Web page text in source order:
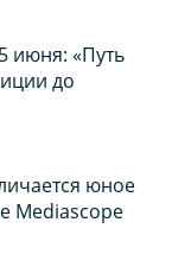
июня: «Путь
до
юное
Mediascope